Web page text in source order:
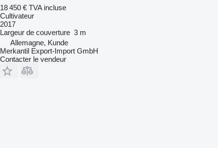
18 450 € TVA incluse
Cultivateur
2017
Largeur de couverture 3 m
Allemagne, Kunde
Merkantil Export-Import GmbH
Contacter le vendeur